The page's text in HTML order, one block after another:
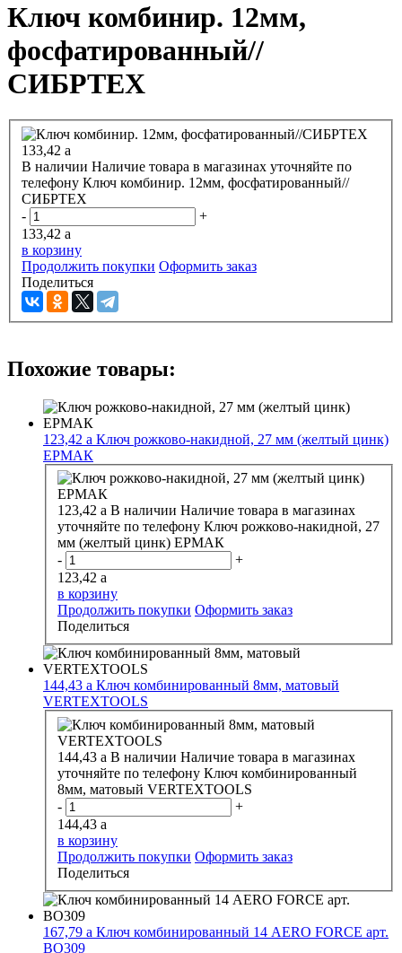
Ключ комбинир. 12мм,
фосфатированный//
СИБРТЕХ
133,42 a
В наличии Наличие товара в магазинах уточняйте по
телефону Ключ комбинир. 12мм, фосфатированный//
СИБРТЕХ
-
+
133,42 a
в корзину
Продолжить покупки Оформить заказ
Поделиться
Похожие товары:
123,42 a Ключ рожково-накидной, 27 мм (желтый цинк)
ЕРМАК
123,42 a В наличии Наличие товара в магазинах
уточняйте по телефону Ключ рожково-накидной, 27
мм (желтый цинк) ЕРМАК
-
+
123,42 a
в корзину
Продолжить покупки Оформить заказ
Поделиться
144,43 a Ключ комбинированный 8мм, матовый
VERTEXTOOLS
144,43 a В наличии Наличие товара в магазинах
уточняйте по телефону Ключ комбинированный
8мм, матовый VERTEXTOOLS
-
+
144,43 a
в корзину
Продолжить покупки Оформить заказ
Поделиться
167,79 a Ключ комбинированный 14 АERO FORCE арт.
ВО309